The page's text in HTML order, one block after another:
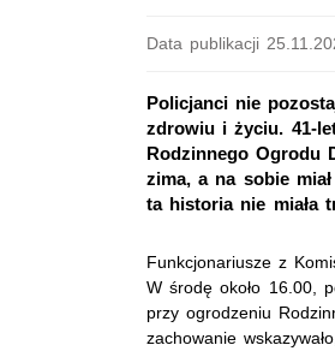
Data publikacji
Policjanci nie
zdrowiu i życiu. 41-
Rodzinnego Ogrodu
zima, a na sobie
ta historia nie miała
Funkcjonariusze z
W środę około 16.00,
przy ogrodzeniu
zachowanie